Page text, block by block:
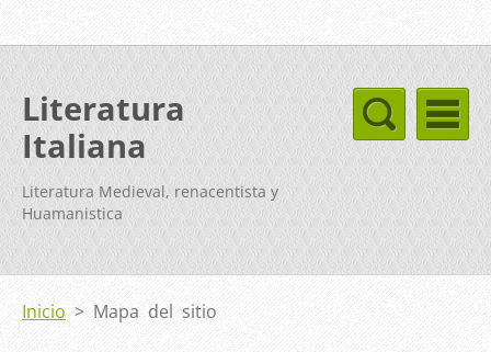
Literatura
Italiana
Literatura Medieval, renacentista y
Huamanistica
Inicio > Mapa del sitio